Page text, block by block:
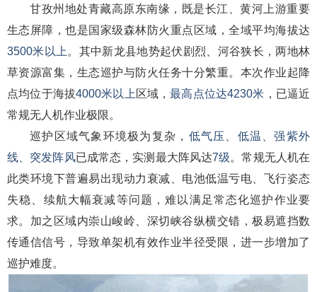
甘孜州地处青藏高原东南缘，既是长江、黄河上游重要
生态屏障，也是国家级森林防火重点区域，全域平均海拔达
3500米以上 。其中新龙县地势起伏剧烈、河谷狭长，两地林
草资源富集，生态巡护与防火任务十分繁重。本次作业起降
点均位于海拔4000米以上 区域，最高点位达4230米 ，已逼近
常规无人机作业极限。
巡护区域气象环境极为复杂， 低气压、低温、强紫外
线、突发阵风已成常态，实测最大阵风达7级。常规无人机在
此类环境下普遍易出现动力衰减、电池低温亏电、飞行姿态
失稳、续航大幅衰减等问题，难以满足常态化巡护作业要
求。加之区域内崇山峻岭、深切峡谷纵横交错，极易遮挡数
传通信信号，导致单架机有效作业半径受限，进一步增加了
巡护难度。